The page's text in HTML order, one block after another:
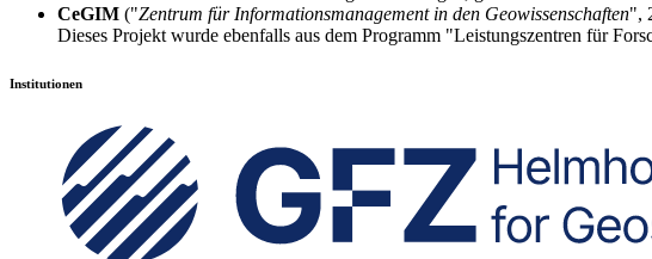
CeGIM ("Zentrum für Informationsmanagement in den Geowissenschaften",
Dieses Projekt wurde ebenfalls aus dem Programm "Leistungszentren für
Institutionen